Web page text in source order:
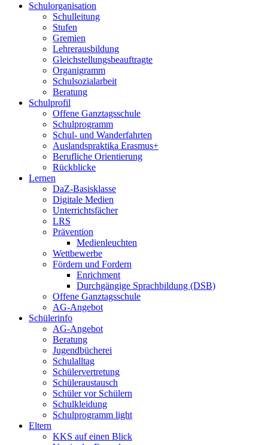
Schulorganisation
Schulleitung
Stufen
Gremien
Lehrerausbildung
Gleichstellungsbeauftragte
Organigramm
Schulsozialarbeit
Beratung
Schulprofil
Offene Ganztagsschule
Schulprogramm
Schul- und Wanderfahrten
Auslandspraktika Erasmus+
Berufliche Orientierung
Rückblicke
Lernen
DaZ-Basisklasse
Digitale Medien
Unterrichtsfächer
LRS
Prävention
Medienleuchten
Wettbewerbe
Fördern und Fordern
Enrichment
Durchgängige Sprachbildung (DSB)
Offene Ganztagsschule
AG-Angebot
Schülerinfo
AG-Angebot
Beratung
Jugendbücherei
Schulalltag
Schülervertretung
Schüleraustausch
Schüler vor Schülern
Schulkleidung
Schulprogramm light
Eltern
KKS auf einen Blick